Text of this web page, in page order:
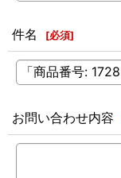
件名 [必須]
お問い合わせ内容